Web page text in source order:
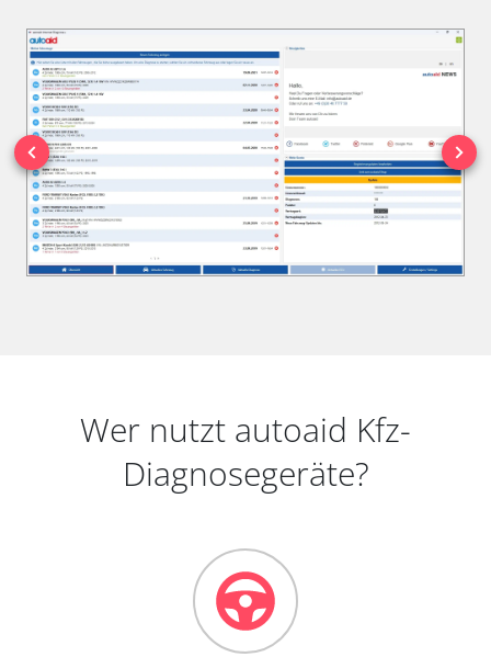
Wer nutzt autoaid Kfz-
Diagnosegeräte?